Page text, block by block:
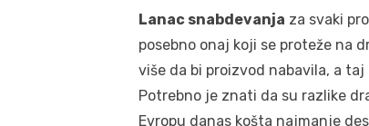
Lanac snabdevanja za svaki
posebno onaj koji se proteže na
više da bi proizvod nabavila, a
Potrebno je znati da su razlike
Evropu danas košta najmanje